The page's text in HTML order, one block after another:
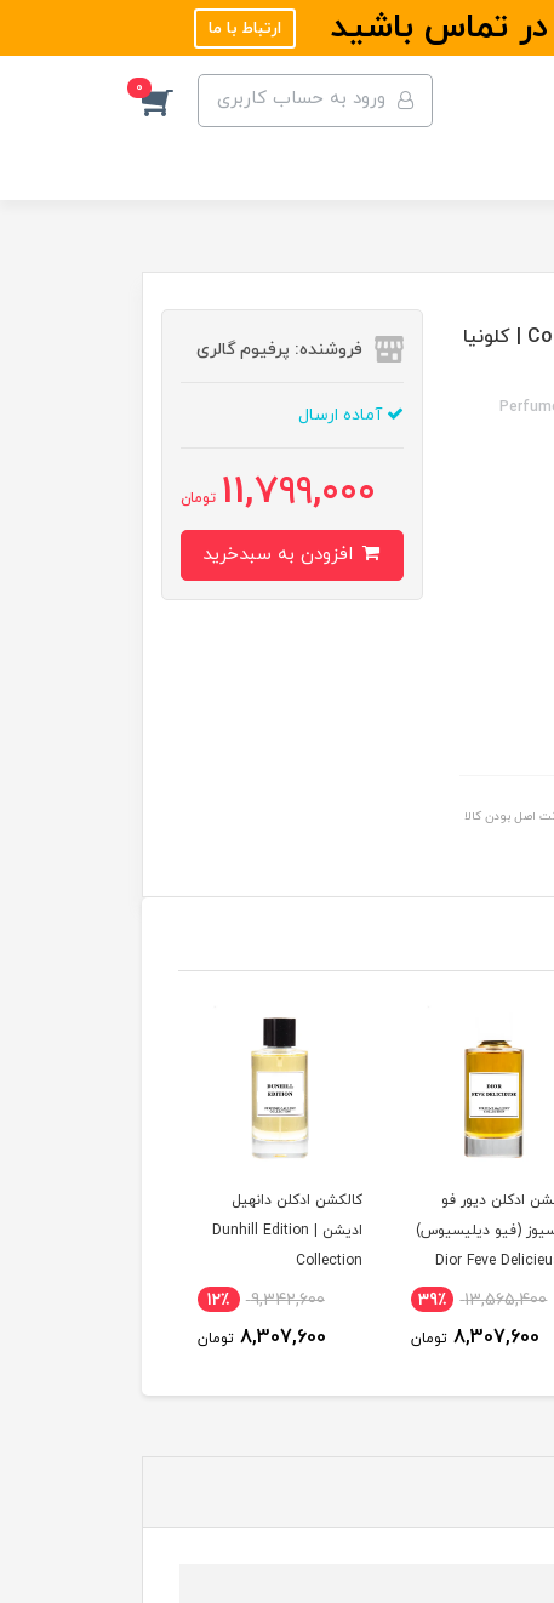
تماس باشید ارتباط با ما
ورود به حساب کاربری 0
ادکلن کالکشن مردانه آکوا دی پارما مدل Colonia Leather | کلونیا
اصل بودن کالا
فروشنده: پرفیوم گالری
آماده ارسال
11,799,000 تومان
ادکلن دیور فو
(فیو دیلیسیوس)
| Dior Feve
13,565,400 39٪
8,307,600 تومان
کالکشن ادکلن دانهیل
ادیشن | Dunhill Edition
Collection
9,342,600 12٪
8,307,600 تومان